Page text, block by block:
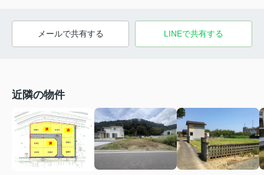
メールで共有する LINEで共有する
近隣の物件